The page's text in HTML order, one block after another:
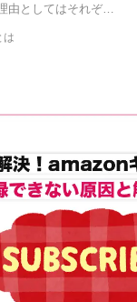
由としてはそれぞ…
は